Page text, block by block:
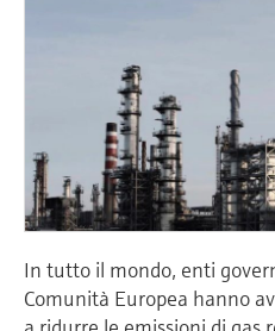
In tutto il mondo, enti
Comunità Europea hanno